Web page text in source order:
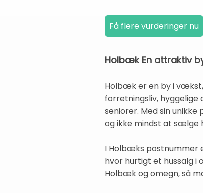
Holbæk En attraktiv
Holbæk er en by i
forretningsliv,
seniorer. Med sin
og ikke mindst at sælge
I Holbæks postnummer
hvor hurtigt et hussalg i
Holbæk og omegn, så